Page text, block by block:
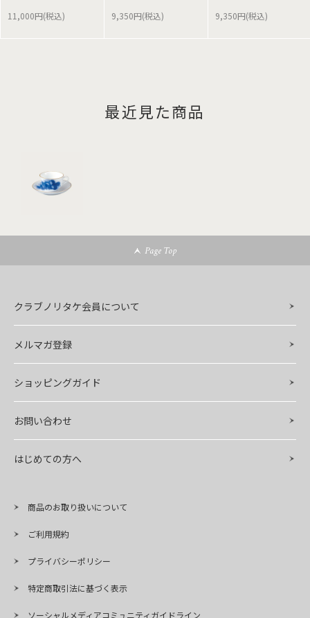
11,000円(税込) 9,350円(税込) 9,350円(税込)
最近見た商品
Page Top
クラブノリタケ会員について
メルマガ登録
ショッピングガイド
お問い合わせ
はじめての方へ
商品のお取り扱いについて
ご利用規約
プライバシーポリシー
特定商取引法に基づく表示
ソーシャルメディアコミュニティガイドライン